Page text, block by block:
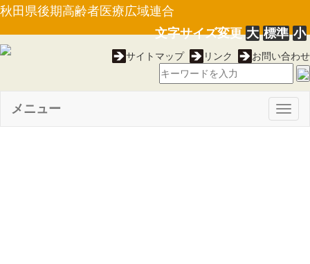
秋田県後期高齢者医療広域連合
文字サイズ変更大 標準 小
サイトマップ リンク お問い合わせ
メニュー